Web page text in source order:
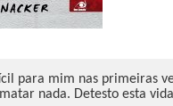
para mim nas primeiras
nada. Detesto esta